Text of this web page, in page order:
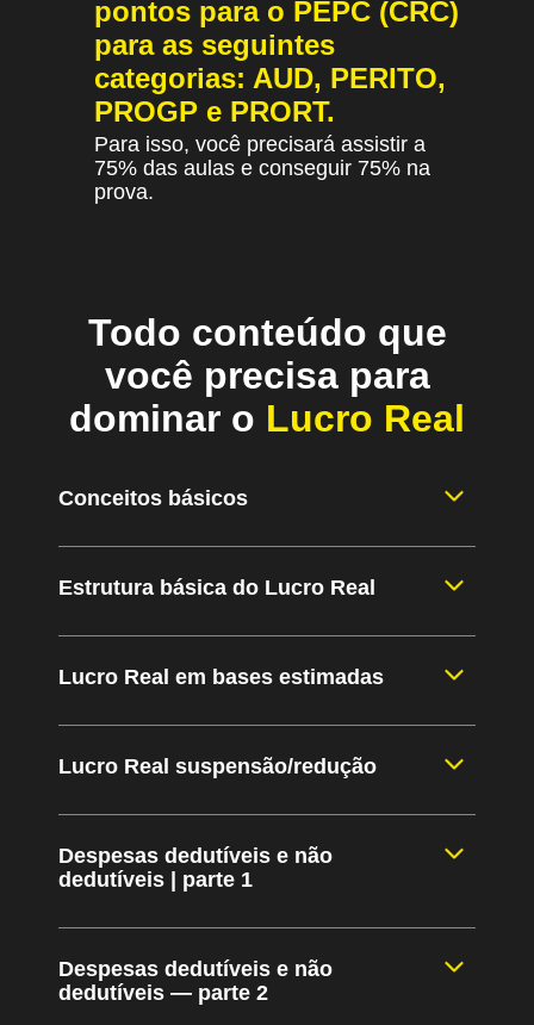
pontos para o PEPC (CRC)
para as seguintes
categorias: AUD, PERITO,
PROGP e PRORT.
Para isso, você precisará assistir a
75% das aulas e conseguir 75% na
prova.
Todo conteúdo que
você precisa para
dominar o Lucro Real
Conceitos básicos
Estrutura básica do Lucro Real
Lucro Real em bases estimadas
Lucro Real suspensão/redução
Despesas dedutíveis e não
dedutíveis | parte 1
Despesas dedutíveis e não
dedutíveis — parte 2